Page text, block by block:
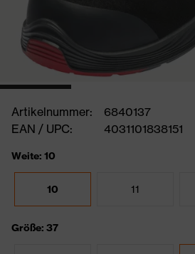
Artikelnummer:
6840137
EAN / UPC:
4031101838151
Weite: 10
10 11
Größe: 37